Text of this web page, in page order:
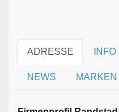
ADRESSE INFO
NEWS MARKEN